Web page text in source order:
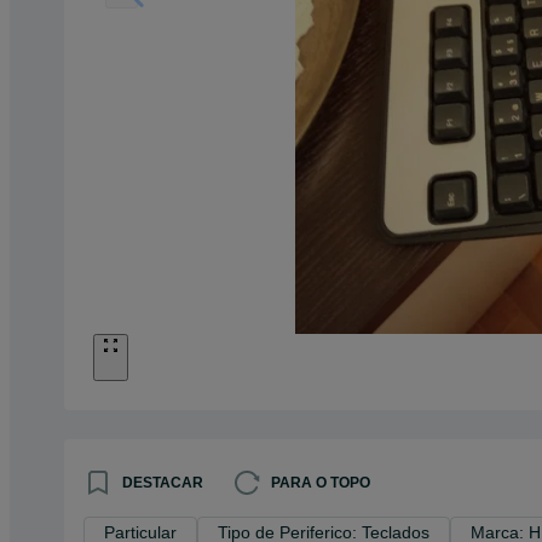
DESTACAR PARA O TOPO
Particular Tipo de Periferico: Teclados Marca: